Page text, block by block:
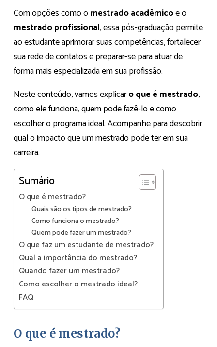
Com opções como omestrado acadêmicoe o
mestrado profissional, essa pós-graduação permite
ao estudante aprimorar suas competências, fortalecer
sua rede de contatos e preparar-se para atuar de
forma mais especializada em sua profissão.
Neste conteúdo, vamos explicaro que é mestrado,
como ele funciona, quem pode fazê-lo e como
escolher o programa ideal. Acompanhe para descobrir
qual o impacto que um mestrado pode ter em sua
carreira.
Sumário
O que é mestrado?
Quais são os tipos de mestrado?
Como funciona o mestrado?
Quem pode fazer um mestrado?
O que faz um estudante de mestrado?
Qual a importância do mestrado?
Quando fazer um mestrado?
Como escolher o mestrado ideal?
FAQ
O que é mestrado?